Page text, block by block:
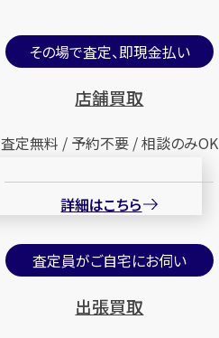
その場で査定、即現金払い
店舗買取
査定無料 / 予約不要 / 相談のみOK
詳細はこちら
査定員がご自宅にお伺い
出張買取